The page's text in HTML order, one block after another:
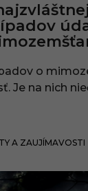
o
Je na nich
A ZAUJÍMAVOSTI